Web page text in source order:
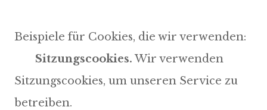
Beispiele für Cookies, die wir verwenden:
Sitzungscookies.Wir verwenden
Sitzungscookies, um unseren Service zu
betreiben.